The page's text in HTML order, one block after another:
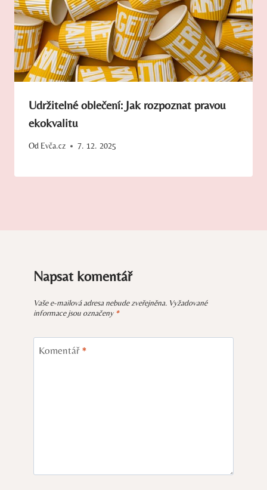
Udržitelné oblečení: Jak rozpoznat pravou
ekokvalitu
Od Evča.cz 7. 12. 2025
Napsat komentář
Vaše e-mailová adresa nebude zveřejněna. Vyžadované
informace jsou označeny *
Komentář *